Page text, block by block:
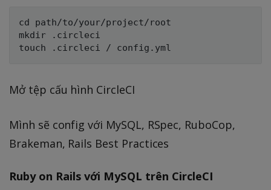
cd path/to/your/project/root
mkdir .circleci
Mở tệp cấu hình CircleCI
Mình sẽ config với MySQL, RSpec, RuboCop,
Brakeman, Rails Best Practices
Ruby on Rails với MySQL trên CircleCI